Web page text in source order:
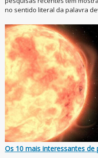
no sentido literal da palavra
Os 10 mais interessantes